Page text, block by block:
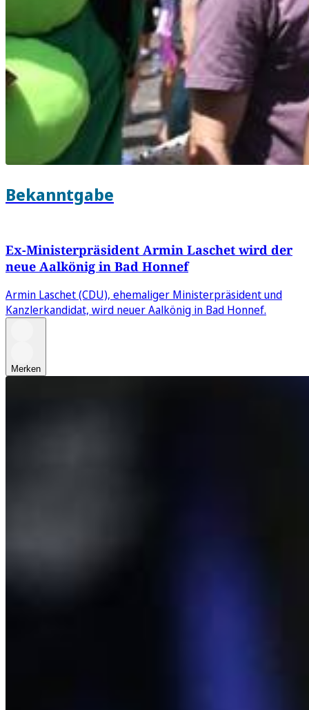
Bekanntgabe
Ex-Ministerpräsident Armin Laschet wird der
neue Aalkönig in Bad Honnef
Armin Laschet (CDU), ehemaliger Ministerpräsident und
Kanzlerkandidat, wird neuer Aalkönig in Bad Honnef.
Merken